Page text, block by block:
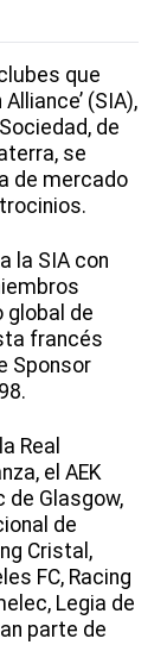
que
(SIA),
de
se
de mercado
la SIA con
global de
francés
Sponsor
Real
el AEK
de Glasgow,
de
Cristal,
FC, Racing
Legia de
parte de